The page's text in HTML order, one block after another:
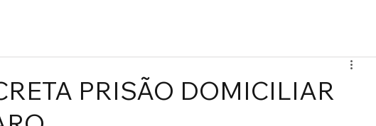
PRISÃO DOMICILIAR